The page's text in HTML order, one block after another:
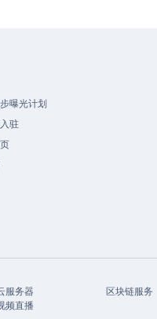
曝光计划
驻
服务器 区块链服务
频直播